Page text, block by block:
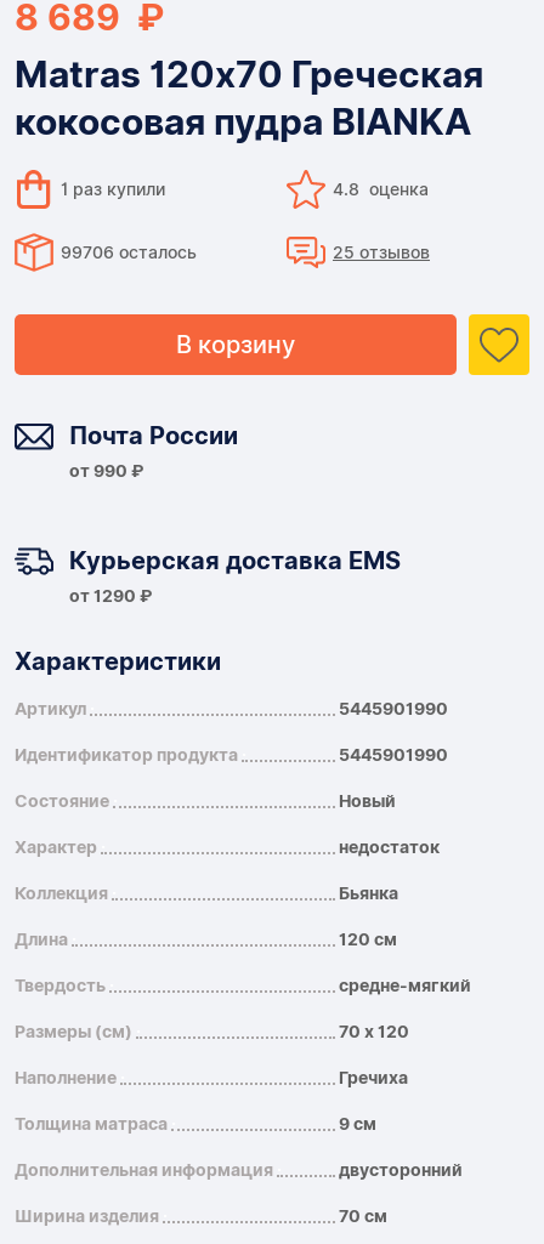
8 689 ₽
Matras 120х70 Греческая
кокосовая пудра BIANKA
1 раз купили 4.8 оценка
99706 осталось 25 отзывов
В корзину
Почта России
от 990 ₽
Курьерская доставка EMS
от 1290 ₽
Характеристики
Артикул 5445901990
Идентификатор продукта 5445901990
Состояние Новый
Характер недостаток
Коллекция Бьянка
Длина 120 см
Твердость средне-мягкий
Размеры (см) 70 x 120
Наполнение Гречиха
Толщина матраса 9 см
Дополнительная информация двусторонний
Ширина изделия 70 см